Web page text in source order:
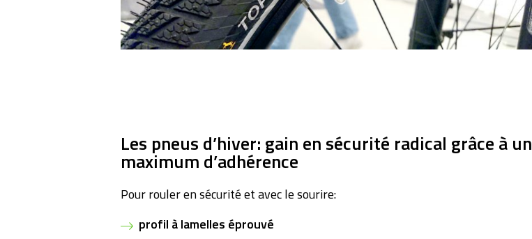
Les pneus d’hiver: gain en sécurité radical grâce à un
maximum d’adhérence
Pour rouler en sécurité et avec le sourire:
profil à lamelles éprouvé